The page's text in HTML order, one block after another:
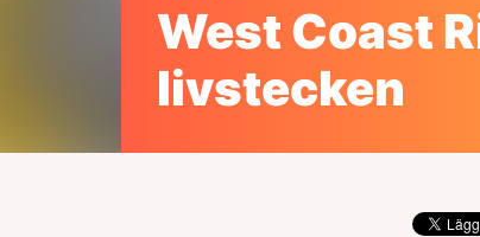
West Coast
livstecken